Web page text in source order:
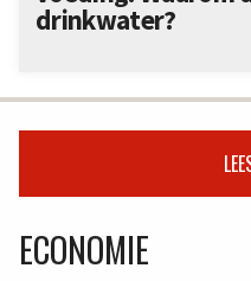
drinkwater?
ECONOMIE